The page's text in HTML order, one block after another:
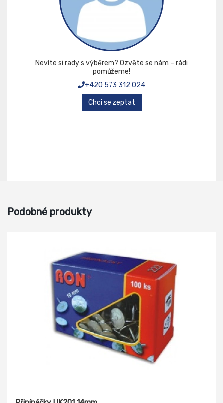
Nevíte si rady s výběrem? Ozvěte se nám – rádi
pomůžeme!
+420 573 312 024
Chci se zeptat
Podobné produkty